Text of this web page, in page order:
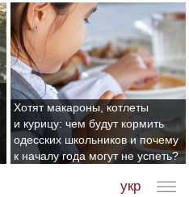
Хотят макароны, котлеты
и курицу: чем будут кормить
одесских школьников и почему
к началу года могут не успеть?
укр